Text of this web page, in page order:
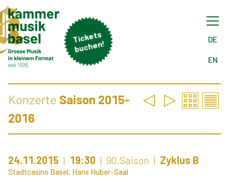
Tick
ets
buch
en! DE
EN
Konzerte Saison 2015-
2016
24.11.2015 19:30 90.Saison Zyklus B
Stadtcasino Basel, Hans Huber-Saal